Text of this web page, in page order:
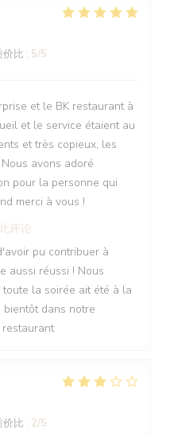
价比 : 5/5
et le BK restaurant à
et le service étaient au
et très copieux, les
avons adoré
pour la personne qui
merci à vous !
评论
pu contribuer à
aussi réussi ! Nous
la soirée ait été à la
dans notre
restaurant
价比 : 2/5